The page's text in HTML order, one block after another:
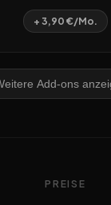
+ 3,90 €/Mo.
Add-ons
PREISE